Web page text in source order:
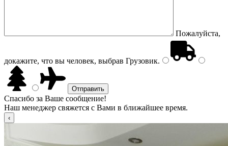
Пожалуйста,
докажите, что вы человек, выбрав Грузовик.
Спасибо за Ваше сообщение!
Наш менеджер свяжется с Вами в ближайшее время.